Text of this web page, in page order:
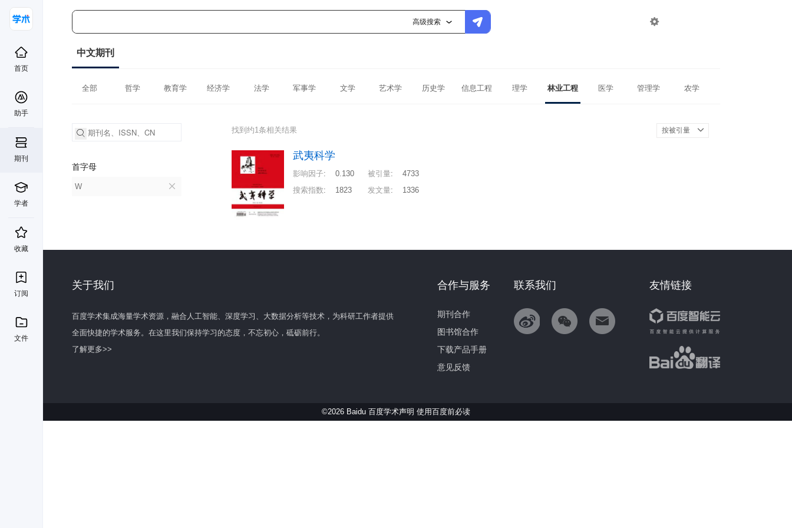
高级搜索 
首页
助手
期刊
学者
收藏
订阅
文件
中文期刊
全部 哲学 教育学 经济学 法学 军事学 文学 艺术学 历史学 信息工程 理学 林业工程 医学 管理学 农学
首字母
W
找到约1条相关结果 按被引量
武夷科学
影响因子: 0.130 被引量:
4733
搜索指数: 1823 发文量: 1336
关于我们
百度学术集成海量学术资源，融合人工智能、深度学习、大数据分析等技术，为科研工作者提供
全面快捷的学术服务。在这里我们保持学习的态度，不忘初心，砥砺前行。
了解更多>>
友情链接
联系我们
合作与服务
期刊合作
图书馆合作
下载产品手册
意见反馈
©2026 Baidu 百度学术声明 使用百度前必读